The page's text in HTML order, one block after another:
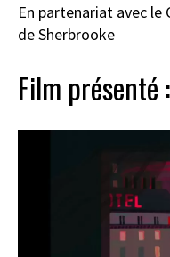
En partenariat avec le
de Sherbrooke
Film présenté :